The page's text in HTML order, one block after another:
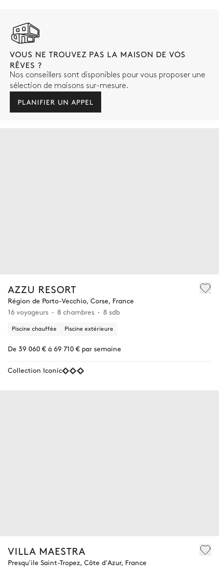
VOUS NE TROUVEZ PAS LA MAISON DE VOS
RÊVES ?
Nos conseillers sont disponibles pour vous proposer une
sélection de maisons sur-mesure.
PLANIFIER UN APPEL
AZZU RESORT
Région de Porto-Vecchio, Corse, France
16 voyageurs
8 chambres 8 sdb
Piscine chauffée Piscine extérieure
De 39 060 € à 69 710 € par semaine
Collection Iconic
VILLA MAESTRA
Presqu'ile Saint-Tropez, Côte d'Azur, France